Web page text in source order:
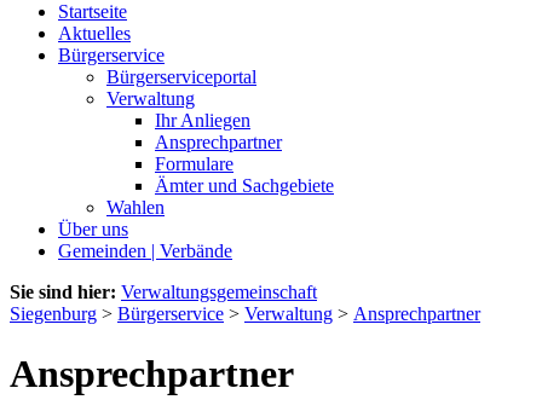
Startseite
Aktuelles
Bürgerservice
Bürgerserviceportal
Verwaltung
Ihr Anliegen
Ansprechpartner
Formulare
Ämter und Sachgebiete
Wahlen
Über uns
Gemeinden | Verbände
Sie sind hier: Verwaltungsgemeinschaft
Siegenburg > Bürgerservice > Verwaltung > Ansprechpartner
Ansprechpartner